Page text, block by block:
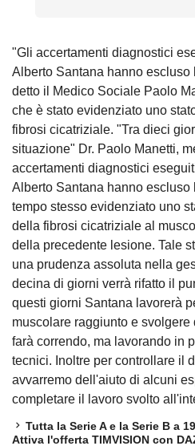
"Gli accertamenti diagnostici
Alberto Santana hanno
detto il Medico Sociale Paolo
che è stato evidenziato uno
fibrosi cicatriziale. "Tra dieci
situazione" Dr. Paolo Manetti,
accertamenti diagnostici
Alberto Santana hanno escluso
tempo stesso evidenziato uno
della fibrosi cicatriziale al
della precedente lesione. Tale
una prudenza assoluta nella
decina di giorni verrà rifatto il
questi giorni Santana lavorerà
muscolare raggiunto e
farà correndo, ma lavorando in
tecnici. Inoltre per controllare il
avvarremo dell'aiuto di alcuni
completare il lavoro svolto
Tutta la Serie A e la Serie B a
Attiva l'offerta TIMVISION con